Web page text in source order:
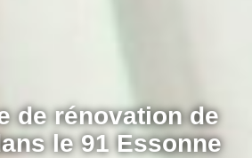
de rénovation de
le 91 Essonne